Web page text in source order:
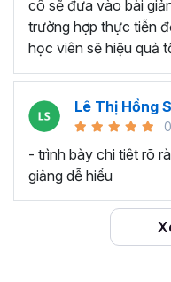
học. Điều này giúp
thể giải đáp được
dung khóa học.
Với những đặc điểm nổi
hợp A-Z
hiện được gần
lại nhiều đánh giá 5
chất lượng vượt bậc.
cuối của khóa học.
CÂU HỎI HỌC VIÊN
Ai là người hướng
cô sẽ đưa vào bài
trường hợp thực tiễn
học viên sẽ hiệu quả
Lê Thị Hồng
- trình bày chi tiêt rõ
giảng dễ hiểu